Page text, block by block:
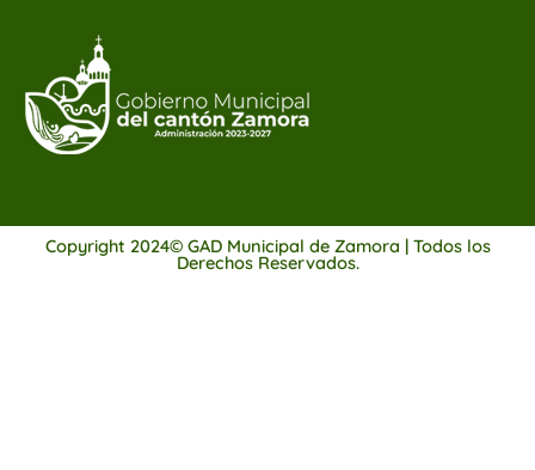
Copyright 2024© GAD Municipal de Zamora | Todos los
Derechos Reservados.